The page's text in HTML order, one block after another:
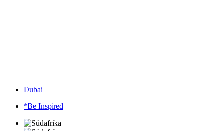
Dubai
*Be Inspired